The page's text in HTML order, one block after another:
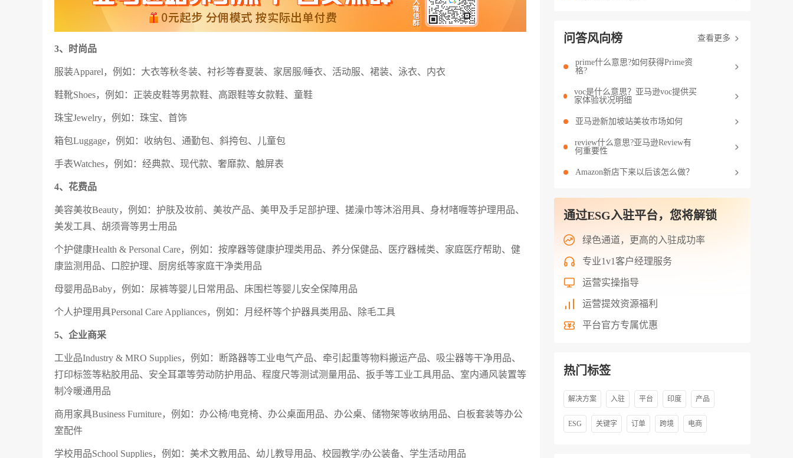
3、时尚品
服装Apparel，例如：大衣等秋冬装、衬衫等春夏装、家居服/睡衣、活动服、裙装、泳衣、内衣
鞋靴Shoes，例如：正装皮鞋等男款鞋、高跟鞋等女款鞋、童鞋
珠宝Jewelry，例如：珠宝、首饰
箱包Luggage，例如：收纳包、通勤包、斜挎包、儿童包
手表Watches，例如：经典款、现代款、奢靡款、触屏表
4、花费品
美容美妆Beauty，例如：护肤及妆前、美妆产品、美甲及手足部护理、搓澡巾等沐浴用具、身材啫喱等护理用品、
美发工具、胡须膏等男士用品
个护健康Health & Personal Care，例如：按摩器等健康护理类用品、养分保健品、医疗器械类、家庭医疗帮助、健
康监测用品、口腔护理、厨房纸等家庭干净类用品
母婴用品Baby，例如：尿裤等婴儿日常用品、床围栏等婴儿安全保障用品
个人护理用具Personal Care Appliances，例如：月经杯等个护器具类用品、除毛工具
5、企业商采
工业品Industry & MRO Supplies，例如：断路器等工业电气产品、牵引起重等物料搬运产品、吸尘器等干净用品、
打印标签等粘胶用品、安全耳罩等劳动防护用品、程度尺等测试测量用品、扳手等工业工具用品、室内通风装置等
制冷暖通用品
商用家具Business Furniture，例如：办公椅/电竞椅、办公桌面用品、办公桌、储物架等收纳用品、白板套装等办公
室配件
学校用品School Supplies，例如：美术文教用品、幼儿教导用品、校园教学/办公装备、学生活动用品
问答风向榜 查看更多
prime什么意思?如何获得Prime资
格?
voc是什么意思？亚马逊voc提供买
家体验状况明细
亚马逊新加坡站美妆市场如何
review什么意思?亚马逊Review有
何重要性
Amazon新店下来以后该怎么做？
通过ESG入驻平台，您将解锁
绿色通道，更高的入驻成功率
专业1v1客户经理服务
运营实操指导
运营提效资源福利
平台官方专属优惠
热门标签
解决方案 入驻 平台 印度 产品
ESG 关键字 订单 跨境 电商